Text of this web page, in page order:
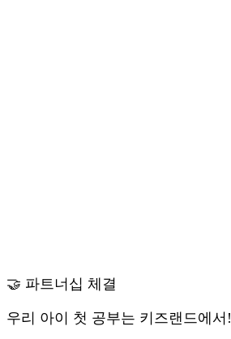
🤝 파트너십 체결
우리 아이 첫 공부는 키즈랜드에서!